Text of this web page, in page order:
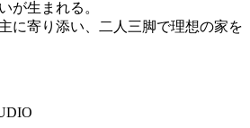
が生まれる。
に寄り添い、二人三脚で理想の家を